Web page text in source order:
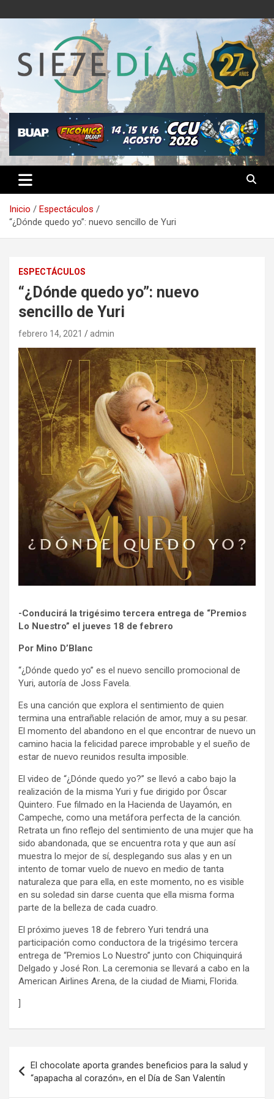
al
Semanario 7 Días
Inicio
Espectáculos
“¿Dónde quedo yo”: nuevo sencillo de Yuri
ESPECTÁCULOS
“¿Dónde quedo yo”: nuevo
sencillo de Yuri
febrero 14, 2021 admin
-Conducirá la trigésimo tercera entrega de “Premios
Lo Nuestro” el jueves 18 de febrero
Por Mino D’Blanc
“¿Dónde quedo yo” es el nuevo sencillo promocional de
Yuri, autoría de Joss Favela.
Es una canción que explora el sentimiento de quien
termina una entrañable relación de amor, muy a su pesar.
El momento del abandono en el que encontrar de nuevo un
camino hacia la felicidad parece improbable y el sueño de
estar de nuevo reunidos resulta imposible.
El video de “¿Dónde quedo yo?” se llevó a cabo bajo la
realización de la misma Yuri y fue dirigido por Óscar
Quintero. Fue filmado en la Hacienda de Uayamón, en
Campeche, como una metáfora perfecta de la canción.
Retrata un fino reflejo del sentimiento de una mujer que ha
sido abandonada, que se encuentra rota y que aun así
muestra lo mejor de sí, desplegando sus alas y en un
intento de tomar vuelo de nuevo en medio de tanta
naturaleza que para ella, en este momento, no es visible
en su soledad sin darse cuenta que ella misma forma
parte de la belleza de cada cuadro.
El próximo jueves 18 de febrero Yuri tendrá una
participación como conductora de la trigésimo tercera
entrega de “Premios Lo Nuestro” junto con Chiquinquirá
Delgado y José Ron. La ceremonia se llevará a cabo en la
American Airlines Arena, de la ciudad de Miami, Florida.
]
de
entradas
El chocolate aporta grandes beneficios para la salud y
“apapacha al corazón», en el Día de San Valentín